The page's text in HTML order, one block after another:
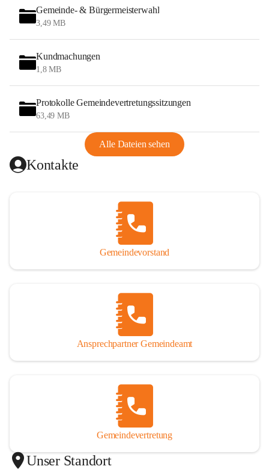
Gemeinde- & Bürgermeisterwahl
3,49 MB
Kundmachungen
1,8 MB
Protokolle Gemeindevertretungssitzungen
63,49 MB
Alle Dateien sehen
Kontakte
Gemeindevorstand
Ansprechpartner Gemeindeamt
Gemeindevertretung
Unser Standort